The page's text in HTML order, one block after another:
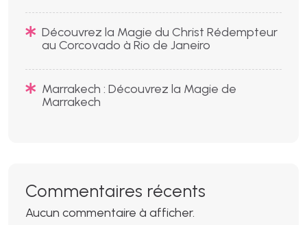
Découvrez la Magie du Christ Rédempteur
au Corcovado à Rio de Janeiro
Marrakech : Découvrez la Magie de
Marrakech
Commentaires récents
Aucun commentaire à afficher.